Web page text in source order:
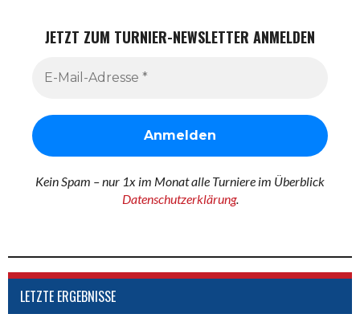
JETZT ZUM TURNIER-NEWSLETTER ANMELDEN
Kein Spam – nur 1x im Monat alle Turniere im Überblick
Datenschutzerklärung.
LETZTE ERGEBNISSE